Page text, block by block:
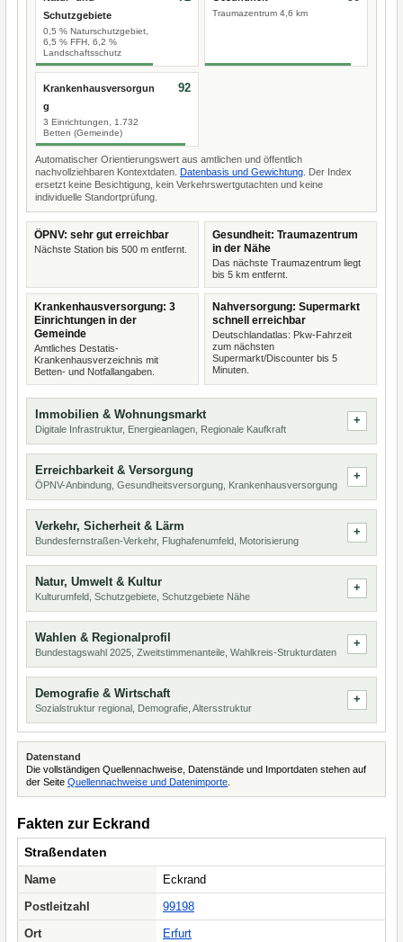
Schutzgebiete
0,5 % Naturschutzgebiet,
6,5 % FFH, 6,2 %
Landschaftsschutz
Traumazentrum 4,6 km
Krankenhausversorgun
g
3 Einrichtungen, 1.732
Betten (Gemeinde)
92
Automatischer Orientierungswert aus amtlichen und öffentlich
nachvollziehbaren Kontextdaten. Datenbasis und Gewichtung . Der Index
ersetzt keine Besichtigung, kein Verkehrswertgutachten und keine
individuelle Standortprüfung.
ÖPNV: sehr gut erreichbar
Nächste Station bis 500 m entfernt.
Gesundheit: Traumazentrum
in der Nähe
Das nächste Traumazentrum liegt
bis 5 km entfernt.
Krankenhausversorgung: 3
Einrichtungen in der
Gemeinde
Amtliches Destatis-
Krankenhausverzeichnis mit
Betten- und Notfallangaben.
Nahversorgung: Supermarkt
schnell erreichbar
Deutschlandatlas: Pkw-Fahrzeit
zum nächsten
Supermarkt/Discounter bis 5
Minuten.
Immobilien & Wohnungsmarkt
Digitale Infrastruktur, Energieanlagen, Regionale Kaufkraft
Erreichbarkeit & Versorgung
ÖPNV-Anbindung, Gesundheitsversorgung, Krankenhausversorgung
Verkehr, Sicherheit & Lärm
Bundesfernstraßen-Verkehr, Flughafenumfeld, Motorisierung
Natur, Umwelt & Kultur
Kulturumfeld, Schutzgebiete, Schutzgebiete Nähe
Wahlen & Regionalprofil
Bundestagswahl 2025, Zweitstimmenanteile, Wahlkreis-Strukturdaten
Demografie & Wirtschaft
Sozialstruktur regional, Demografie, Altersstruktur
Datenstand
Die vollständigen Quellennachweise, Datenstände und Importdaten stehen auf
der Seite Quellennachweise und Datenimporte
Fakten zur Eckrand
Straßendaten
Name
Eckrand
Postleitzahl
99198
Ort
Erfurt